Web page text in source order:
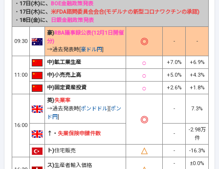
・ 17日(木)に、
BOE金融政策発表
・ 17日(木)に、 米FDA諮問委員会会合(モデルナの新型コロナワクチンの承認)
・ 18日(金)に、 日銀金融政策発表
09:30
豪)RBA議事録公表(12月1日開催
分)
→過去発表時[ 豪ドル円
- -
11:00
中)鉱工業生産 +7.0%
+6.9%
中)小売売上高
+5.0%
+4.3%
中)固定資産投資
+2.6% +1.8%
16:00
英)失業率
→過去発表時[ ポンドドル ポン
ド円
- 7.3%
↑・ 失業保険申請件数 -
-2.98万
件
ト)住宅販売 - -16.3%
ス)生産者輸入価格
-
±0.0%